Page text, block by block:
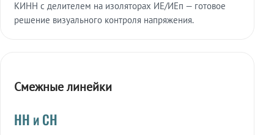
КИНН с делителем на изоляторах ИЕ/ИЕп — готовое
решение визуального контроля напряжения.
Смежные линейки
НН и СН